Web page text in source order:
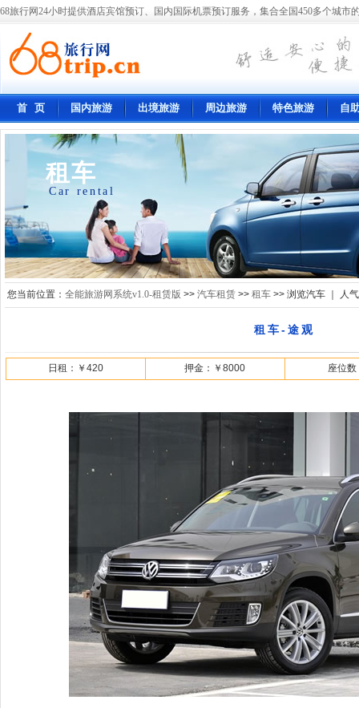
68旅行网24小时提供酒店宾馆预订、国内国际机票预订服务，集合全国450多个城市
首 页 国内旅游 出境旅游 周边旅游 特色旅游 自
租车
Car rental
您当前位置： 全能旅游网系统v1.0-租赁版 >> 汽车租赁 >> 租车 >> 浏览汽车 ｜ 人
租车-途观
日租： ￥420 押金： ￥8000 座位数